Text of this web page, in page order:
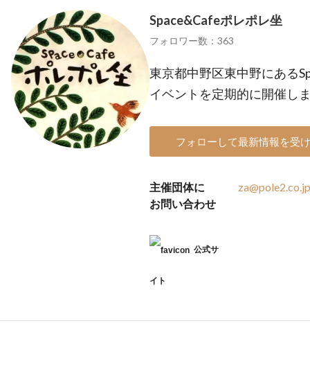
Space&Cafeポレポレ坐
フォロワー数：363
東京都中野区東中野にある
イベントを定期的に開催し
フォローして最新情報を受
主催団体に
お問い合わせ
za@pole2.co.jp
公式サ
イト